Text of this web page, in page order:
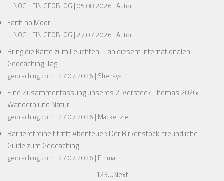
... NOCH EIN GEOBLOG 05.08.2026 Autor
Faith no Moor
... NOCH EIN GEOBLOG 27.07.2026 Autor
Bring die Karte zum Leuchten – an diesem Internationalen
Geocaching-Tag
geocaching.com 27.07.2026 Shenaya
Eine Zusammenfassung unseres 2. Versteck-Themas 2026:
Wandern und Natur
geocaching.com 27.07.2026 Mackenzie
Barrierefreiheit trifft Abenteuer: Der Birkenstock-freundliche
Guide zum Geocaching
geocaching.com 27.07.2026 Emma
123…Next